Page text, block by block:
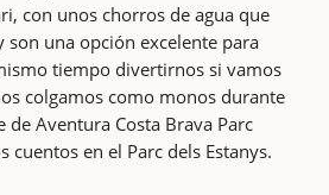
con unos chorros de agua que
son una opción excelente para
tiempo divertirnos si vamos
colgamos como monos durante
de Aventura Costa Brava Parc
cuentos en el Parc dels Estanys.